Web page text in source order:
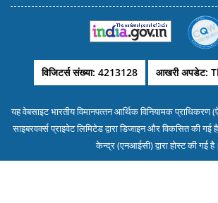
विजिटर्स संख्या: 4213128 आखरी अपडेट:
यह वेबसाइट भारतीय विमानपत्‍तन आर्थिक विनियामक
साइबरवर्क्‍स प्राइवेट लिमिटेड द्वारा डिजाइन और विकसित की गई है
केन्‍द्र (एनआईसी) द्वारा होस्‍ट की गई है।